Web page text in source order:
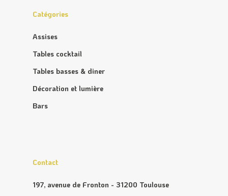
Catégories
Assises
Tables cocktail
Tables basses & diner
Décoration et lumière
Bars
Contact
197, avenue de Fronton - 31200 Toulouse